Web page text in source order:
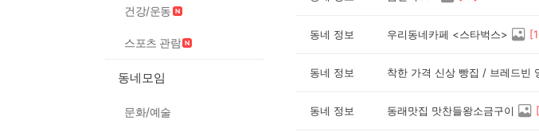
건강/운동
스포츠 관람
동네모임
문화/예술
동네 정보 우리동네카페 <스타벅스> [
동네 정보
동네 정보 동래맛집 맛찬들왕소금구이 [